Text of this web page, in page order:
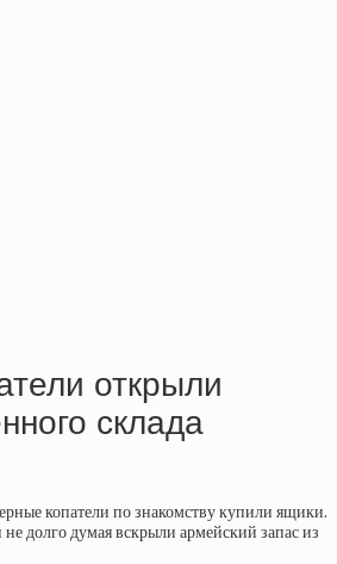
открыли
склада
копатели по знакомству купили ящики.
долго думая вскрыли армейский запас из